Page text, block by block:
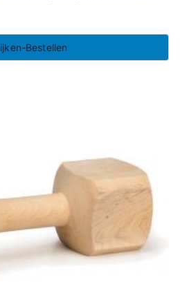
Bestellen